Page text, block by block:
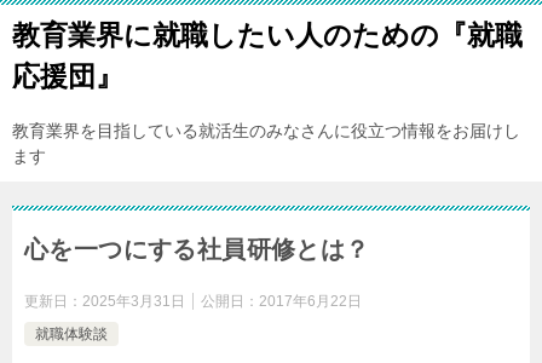
教育業界に就職したい人のための『就職
応援団』
教育業界を目指している就活生のみなさんに役立つ情報をお届けし
ます
心を一つにする社員研修とは？
更新日： 2025年3月31日 公開日： 2017年6月22日
就職体験談